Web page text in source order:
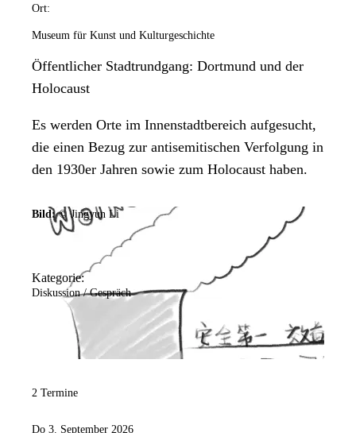
Ort:
Museum für Kunst und Kulturgeschichte
Öffentlicher Stadtrundgang: Dortmund und der
Holocaust
Es werden Orte im Innenstadtbereich aufgesucht,
die einen Bezug zur antisemitischen Verfolgung in
den 1930er Jahren sowie zum Holocaust haben.
Bild: © Jingyun Li
Kategorie:
Diskussion / Gespräch
2 Termine
Do 3. September 2026